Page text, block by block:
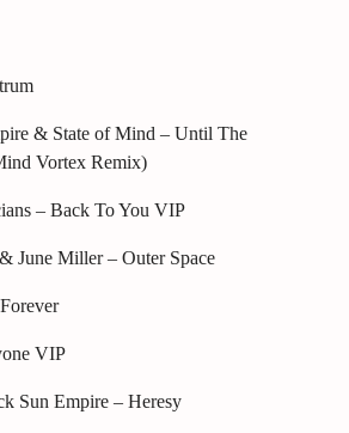
& State of Mind – Until The
Vortex Remix)
– Back To You VIP
June Miller – Outer Space
VIP
Sun Empire – Heresy